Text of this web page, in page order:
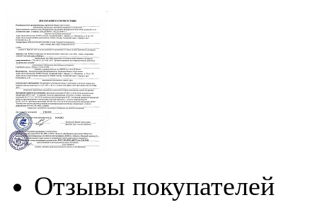
Отзывы покупателей